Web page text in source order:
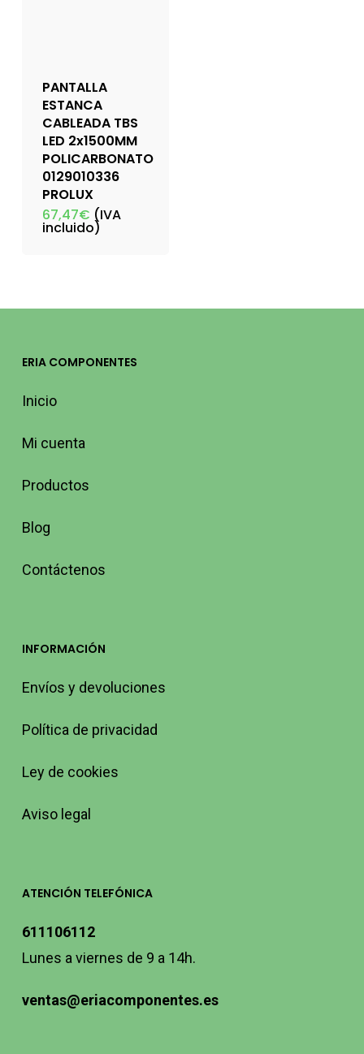
PANTALLA
ESTANCA
CABLEADA TBS
LED 2x1500MM
POLICARBONATO
0129010336
PROLUX
67,47€ (IVA
incluido)
ERIA COMPONENTES
Inicio
Mi cuenta
Productos
Blog
Contáctenos
INFORMACIÓN
Envíos y devoluciones
Política de privacidad
Ley de cookies
Aviso legal
ATENCIÓN TELEFÓNICA
611106112
Lunes a viernes de 9 a 14h.
ventas@eriacomponentes.es